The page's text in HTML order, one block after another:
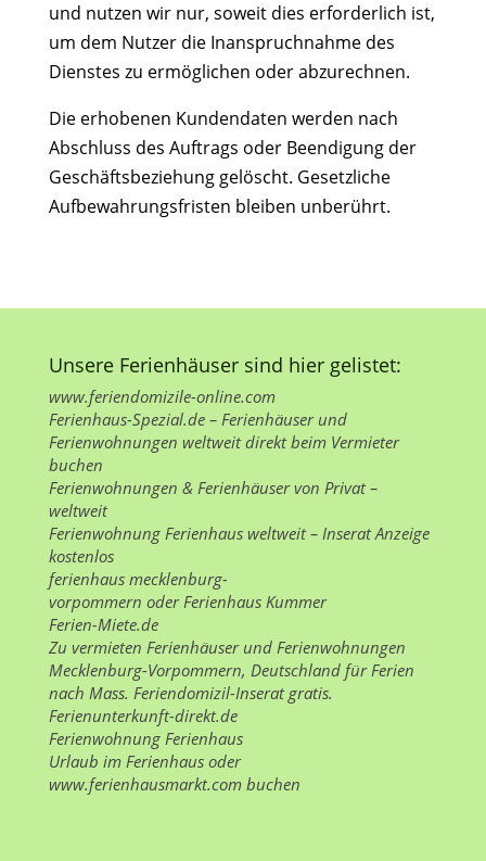
und nutzen wir nur, soweit dies erforderlich ist,
um dem Nutzer die Inanspruchnahme des
Dienstes zu ermöglichen oder abzurechnen.
Die erhobenen Kundendaten werden nach
Abschluss des Auftrags oder Beendigung der
Geschäftsbeziehung gelöscht. Gesetzliche
Aufbewahrungsfristen bleiben unberührt.
Unsere Ferienhäuser sind hier gelistet:
www.feriendomizile-online.com
Ferienhaus-Spezial.de – Ferienhäuser und
Ferienwohnungen weltweit direkt beim Vermieter
buchen
Ferienwohnungen & Ferienhäuservon Privat –
weltweit
Ferienwohnung Ferienhaus weltweit – Inserat Anzeige
kostenlos
ferienhaus mecklenburg-
vorpommern oderFerienhaus Kummer
Ferien-Miete.de
Zu vermieten Ferienhäuser und Ferienwohnungen
Mecklenburg-Vorpommern, Deutschlandfür Ferien
nach Mass. Feriendomizil-Inserat gratis.
Ferienunterkunft-direkt.de
Ferienwohnung Ferienhaus
Urlaub im Ferienhausoder
www.ferienhausmarkt.combuchen